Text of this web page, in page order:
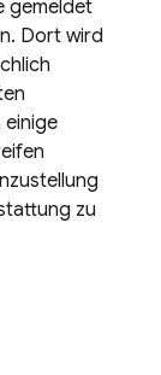
gemeldet
Dort wird
einige
zu